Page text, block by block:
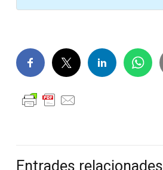
Entrades relacionades